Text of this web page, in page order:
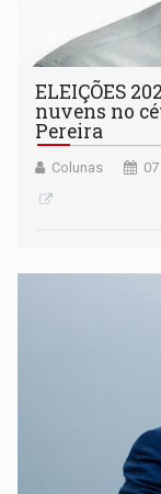
ELEIÇÕES
nuvens no
Pereira
Colunas